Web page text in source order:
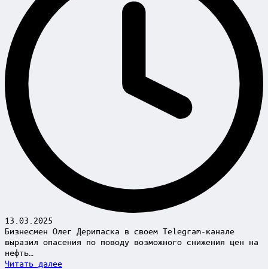
13.03.2025
Бизнесмен Олег Дерипаска в своем Telegram-канале
выразил опасения по поводу возможного снижения цен на
нефть…
Читать далее